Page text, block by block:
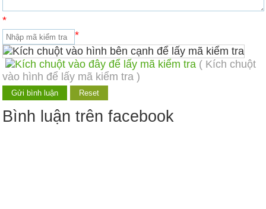
*
*
( Kích chuột
vào hình để lấy mã kiểm tra )
Bình luận trên facebook